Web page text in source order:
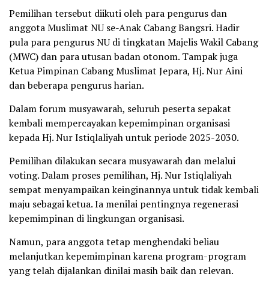
Pemilihan tersebut diikuti oleh para pengurus dan
anggota Muslimat NU se-Anak Cabang Bangsri. Hadir
pula para pengurus NU di tingkatan Majelis Wakil Cabang
(MWC) dan para utusan badan otonom. Tampak juga
Ketua Pimpinan Cabang Muslimat Jepara, Hj. Nur Aini
dan beberapa pengurus harian.
Dalam forum musyawarah, seluruh peserta sepakat
kembali mempercayakan kepemimpinan organisasi
kepada Hj. Nur Istiqlaliyah untuk periode 2025-2030.
Pemilihan dilakukan secara musyawarah dan melalui
voting. Dalam proses pemilihan, Hj. Nur Istiqlaliyah
sempat menyampaikan keinginannya untuk tidak kembali
maju sebagai ketua. Ia menilai pentingnya regenerasi
kepemimpinan di lingkungan organisasi.
Namun, para anggota tetap menghendaki beliau
melanjutkan kepemimpinan karena program-program
yang telah dijalankan dinilai masih baik dan relevan.